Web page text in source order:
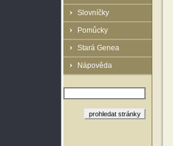
Slovníčky
Pomůcky
Stará Genea
Nápověda